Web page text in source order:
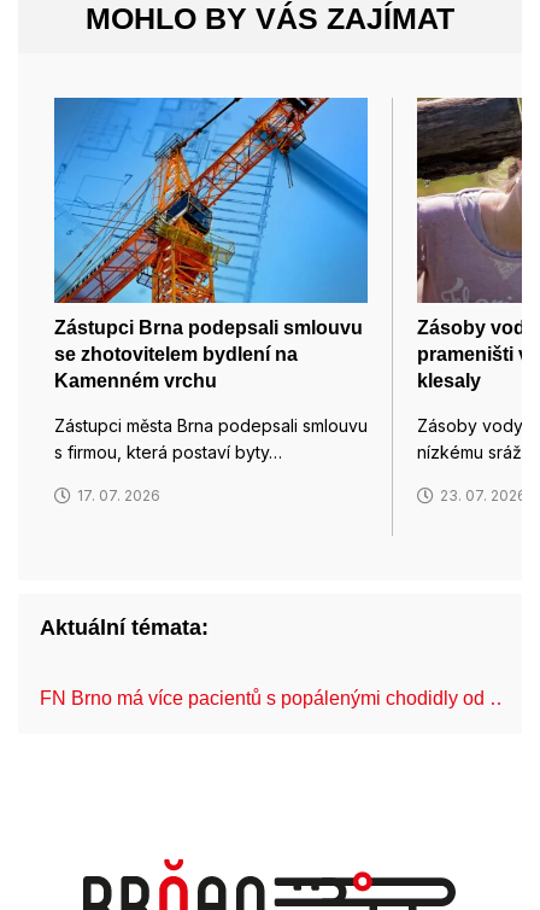
MOHLO BY VÁS ZAJÍMAT
Zástupci Brna podepsali smlouvu
se zhotovitelem bydlení na
Kamenném vrchu
Zástupci města Brna podepsali smlouvu
s firmou, která postaví byty…
17. 07. 2026
Zásoby
prameništi v
klesaly
Zásoby vody
nízkému
23. 07. 2026
Aktuální témata:
FN Brno má více pacientů s popálenými chodidly od …